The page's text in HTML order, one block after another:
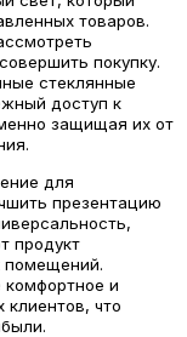
товаров.
покупку.
стеклянные
доступ к
защищая их от
для
презентацию
продукт
помещений.
комфортное и
клиентов, что